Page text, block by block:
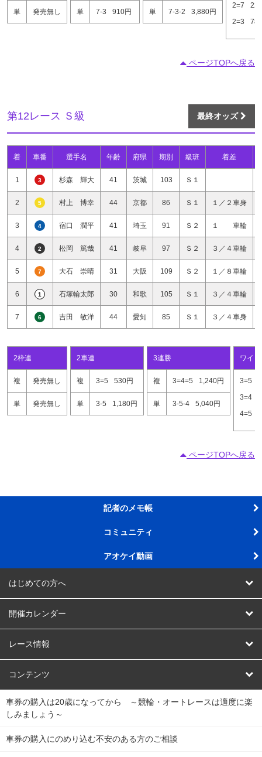
単 発売無し 単 7-3 910円 単 7-3-2 3,880円
2=7
2=3
ページTOPへ戻る
第12レース Ｓ級 最終オッズ
着 車番 選手名 年齢 府県 期別 級班 着差
1 3 杉森 輝大 41 茨城 103 Ｓ１
2 5 村上 博幸 44 京都 86 Ｓ１ １／２車身
3 4 宿口 潤平 41 埼玉 91 Ｓ２ １ 車輪
4 2 松岡 篤哉 41 岐阜 97 Ｓ２ ３／４車輪
5 7 大石 崇晴 31 大阪 109 Ｓ２ １／８車輪
6 1 石塚輪太郎 30 和歌 105 Ｓ１ ３／４車輪
7 6 吉田 敏洋 44 愛知 85 Ｓ１ ３／４車身
2枠連
複 発売無し
単 発売無し
2車連
複 3=5 530円
単 3-5 1,180円
3連勝
複 3=4=5 1,240円
単 3-5-4 5,040円
ワイド
3=5
3=4
4=5
ページTOPへ戻る
記者のメモ帳
コミュニティ
アオケイ動画
はじめての方へ
AOKEIスタジアムって
AOKEIスタジアム会員ってなに
チャリロトとは
チャリロトセレクトとは
チャリロト５とは
開催カレンダー
競輪
オートレース
競輪くじ
Dokanto!
レース情報
レース結果
キャリーオーバー一覧
全国の競輪場データ
コンテンツ
会員規約
会社概要
車券の購入は20歳になってから ～競輪・オートレースは適度に楽
しみましょう～
車券の購入にのめり込む不安のある方のご相談